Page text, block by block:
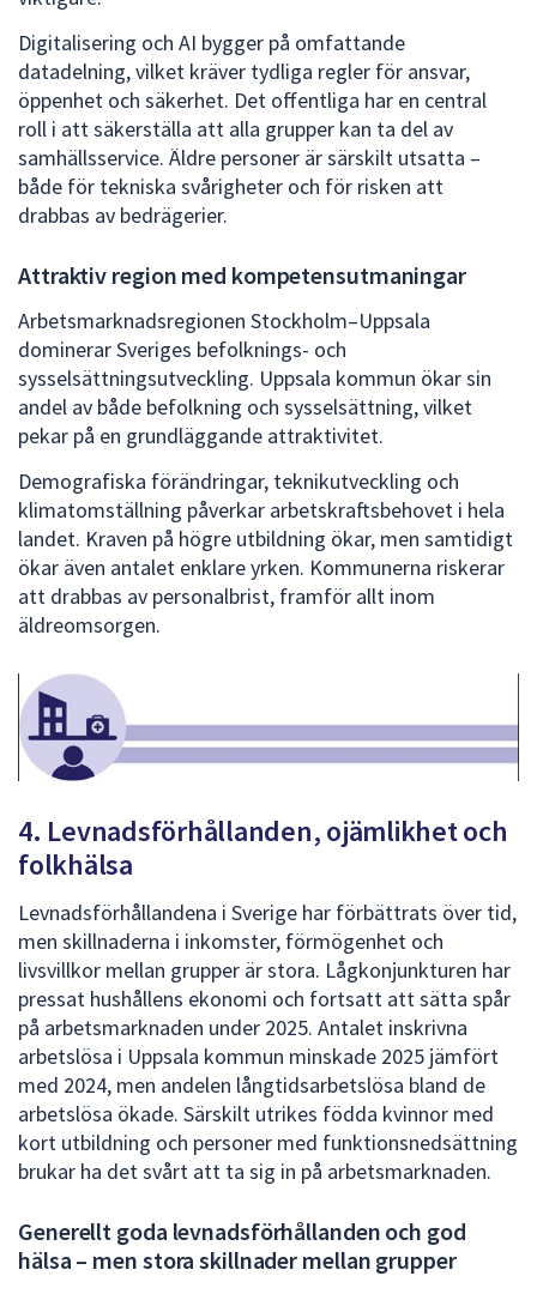
Digitalisering och AI bygger på omfattande
datadelning, vilket kräver tydliga regler för ansvar,
öppenhet och säkerhet. Det offentliga har en central
roll i att säkerställa att alla grupper kan ta del av
samhällsservice. Äldre personer är särskilt utsatta –
både för tekniska svårigheter och för risken att
drabbas av bedrägerier.
Attraktiv region med kompetensutmaningar
Arbetsmarknadsregionen Stockholm–Uppsala
dominerar Sveriges befolknings- och
sysselsättningsutveckling. Uppsala kommun ökar sin
andel av både befolkning och sysselsättning, vilket
pekar på en grundläggande attraktivitet.
Demografiska förändringar, teknikutveckling och
klimatomställning påverkar arbetskraftsbehovet i hela
landet. Kraven på högre utbildning ökar, men samtidigt
ökar även antalet enklare yrken. Kommunerna riskerar
att drabbas av personalbrist, framför allt inom
äldreomsorgen.
4. Levnadsförhållanden, ojämlikhet och
folkhälsa
Levnadsförhållandena i Sverige har förbättrats över tid,
men skillnaderna i inkomster, förmögenhet och
livsvillkor mellan grupper är stora. Lågkonjunkturen har
pressat hushållens ekonomi och fortsatt att sätta spår
på arbetsmarknaden under 2025. Antalet inskrivna
arbetslösa i Uppsala kommun minskade 2025 jämfört
med 2024, men andelen långtidsarbetslösa bland de
arbetslösa ökade. Särskilt utrikes födda kvinnor med
kort utbildning och personer med funktionsnedsättning
brukar ha det svårt att ta sig in på arbetsmarknaden.
Generellt goda levnadsförhållanden och god
hälsa – men stora skillnader mellan grupper